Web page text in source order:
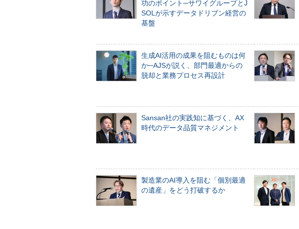
功のポイント─サワイグループとJ
SOLが示すデータドリブン経営の
基盤
生成AI活用の成果を阻むものは何
か─AJSが説く、部門最適からの
脱却と業務プロセス再設計
Sansan社の実践知に基づく、AX
時代のデータ品質マネジメント
製造業のAI導入を阻む「個別最適
の遺産」をどう打破するか